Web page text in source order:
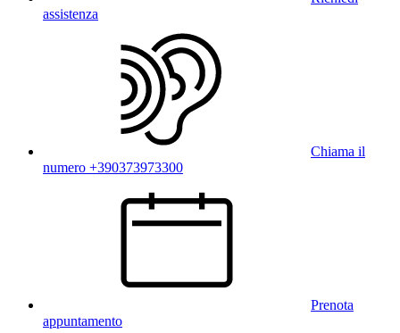
assistenza
Chiama il
numero +390373973300
Prenota
appuntamento